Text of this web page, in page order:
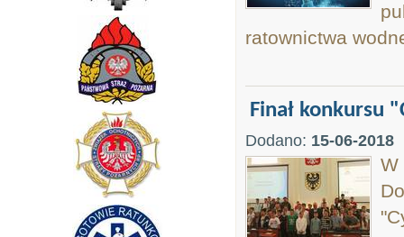
ratownictwa
Finał konkursu
Dodano: 15-06-2018
W